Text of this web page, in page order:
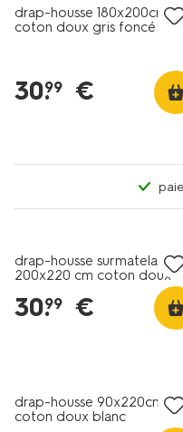
drap-housse 180x200cm
coton doux gris foncé
30.
99 €
drap-housse surmatelas
200x220 cm coton doux
30.
99 €
drap-housse 90x220cm
coton doux blanc